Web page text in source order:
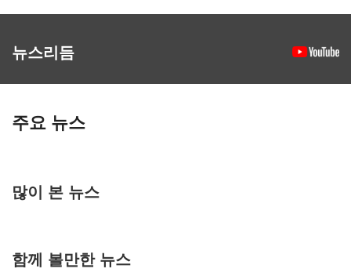
뉴스리듬
주요 뉴스
많이 본 뉴스
함께 볼만한 뉴스